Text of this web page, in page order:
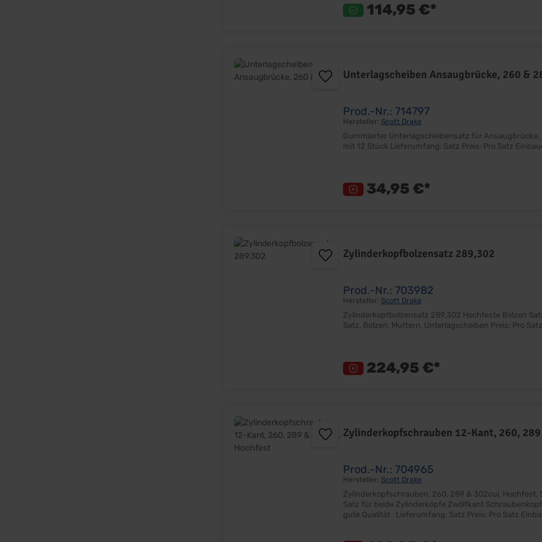
114,95 €*
Unterlagscheiben Ansaugbrücke, 260 &
Prod.-Nr.: 714797
Hersteller: Scott Drake
Gummierter Unterlagscheibensatz für Ansaugbrücke, 260 & 289 Gummierte Aluscheiben Sehr
34,95 €*
Zylinderkopfbolzensatz 289,302
Prod.-Nr.: 703982
Hersteller: Scott Drake
Zylinderkopfbolzensatz 289,302 Hochfeste Bolzen Satz für beide Zylinderköpfe Sehr gute Qualität Lieferumfang:
224,95 €*
Zylinderkopfschrauben 12-Kant, 260,
Prod.-Nr.: 704965
Hersteller: Scott Drake
Zylinderkopfschrauben, 260, 289 & 302cui, Hochfest, Satz Hochfeste Schrauben inkl. Hülsensatz (ähnlich
Satz für beide Zylinderköpfe Zwölfkant Schraubenkopf Länge: 10x 60,95mm & 10x 100,58mm 7/16"-14 Gewinde Sehr
gute Qualität Lieferumfang: Satz Preis: Pro Satz Einbauort: Zylinderkopf Hinweis: Ideal für alle Aluköpfe oder 351W